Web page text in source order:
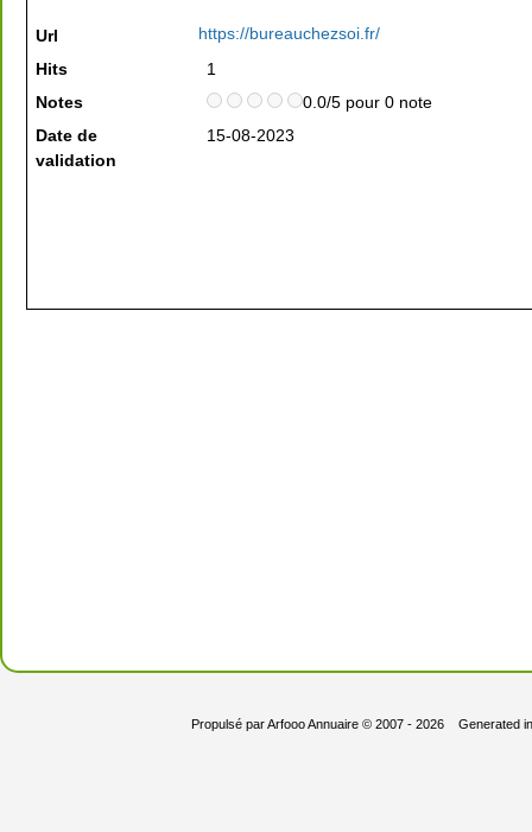
Url
https://bureauchezsoi.fr/
Hits
1
Notes
0.0/5 pour 0 note
Date de
validation
15-08-2023
Propulsé parArfooo Annuaire© 2007 - 2026 Generated